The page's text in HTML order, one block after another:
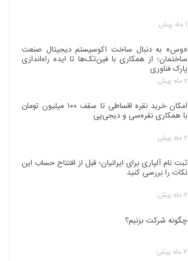
۱ ماه پیش
«وس» به دنبال ساخت اکوسیستم دیجیتال صنعت
ساختمان؛ از همکاری با فین‌تک‌ها تا ایده راه‌اندازی
پارک فناوری
۲ ماه پیش
امکان خرید نقره اقساطی تا سقف ۱۰۰ میلیون تومان
با همکاری نقره‌سی و دیجی‌پی
۲ ماه پیش
ثبت نام آلپاری برای ایرانیان؛ قبل از افتتاح حساب این
نکات را بررسی کنید
۲ ماه پیش
چگونه شرکت بزنیم؟
۷ ماه پیش